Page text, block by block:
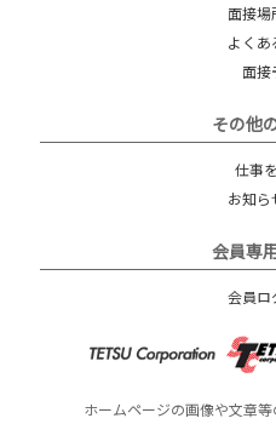
面接場
よくあ
面接
その他
仕事
お知ら
会員専
会員ロ
ホームページの画像や文章等